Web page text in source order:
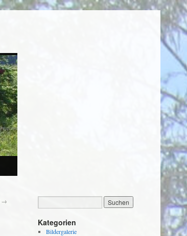
→
Kategorien
Bildergalerie